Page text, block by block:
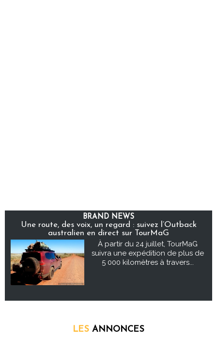
BRAND NEWS
Une route, des voix, un regard : suivez l’Outback
australien en direct sur TourMaG
À partir du 24 juillet, TourMaG
suivra une expédition de plus de
5 000 kilomètres à travers...
LES ANNONCES